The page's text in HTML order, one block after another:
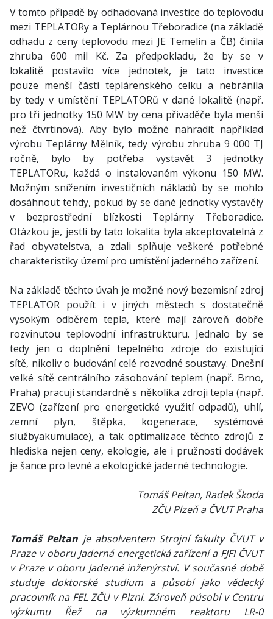
V tomto případě by odhadovaná investice do teplovodu
mezi TEPLATORy a Teplárnou Třeboradice (na základě
odhadu z ceny teplovodu mezi JE Temelín a ČB) činila
zhruba 600 mil Kč. Za předpokladu, že by se v
lokalitě postavilo více jednotek, je tato investice
pouze menší částí teplárenského celku a nebránila
by tedy v umístění TEPLATORů v dané lokalitě (např.
pro tři jednotky 150 MW by cena přivaděče byla menší
než čtvrtinová). Aby bylo možné nahradit například
výrobu Teplárny Mělník, tedy výrobu zhruba 9 000 TJ
ročně, bylo by potřeba vystavět 3 jednotky
TEPLATORu, každá o instalovaném výkonu 150 MW.
Možným snížením investičních nákladů by se mohlo
dosáhnout tehdy, pokud by se dané jednotky vystavěly
v bezprostřední blízkosti Teplárny Třeboradice.
Otázkou je, jestli by tato lokalita byla akceptovatelná z
řad obyvatelstva, a zdali splňuje veškeré potřebné
charakteristiky území pro umístění jaderného zařízení.
Na základě těchto úvah je možné nový bezemisní zdroj
TEPLATOR použít i v jiných městech s dostatečně
vysokým odběrem tepla, které mají zároveň dobře
rozvinutou teplovodní infrastrukturu. Jednalo by se
tedy jen o doplnění tepelného zdroje do existující
sítě, nikoliv o budování celé rozvodné soustavy. Dnešní
velké sítě centrálního zásobování teplem (např. Brno,
Praha) pracují standardně s několika zdroji tepla (např.
ZEVO (zařízení pro energetické využití odpadů), uhlí,
zemní plyn, štěpka, kogenerace, systémové
službyakumulace), a tak optimalizace těchto zdrojů z
hlediska nejen ceny, ekologie, ale i pružnosti dodávek
je šance pro levné a ekologické jaderné technologie.
Tomáš Peltan, Radek Škoda
ZČU Plzeň a ČVUT Praha
Tomáš Peltan je absolventem Strojní fakulty ČVUT v
Praze v oboru Jaderná energetická zařízení a FJFI ČVUT
v Praze v oboru Jaderné inženýrství. V současné době
studuje doktorské studium a působí jako vědecký
pracovník na FEL ZČU v Plzni. Zároveň působí v Centru
výzkumu Řež na výzkumném reaktoru LR-0